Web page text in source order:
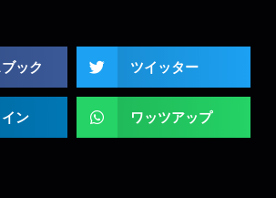
ック ツイッター
ン ワッツアップ